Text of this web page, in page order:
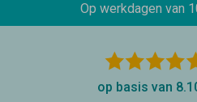
Op werkdagen van
op basis van